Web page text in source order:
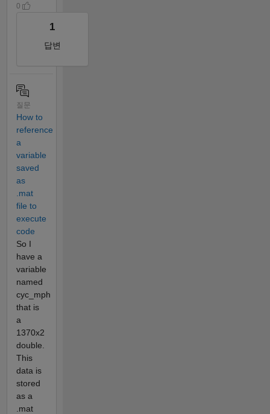
0
1
답변
질문
How to
reference
a
variable
saved
as
.mat
file to
execute
code
So I
have a
variable
named
cyc_mph
that is
a
1370x2
double.
This
data is
stored
as a
.mat